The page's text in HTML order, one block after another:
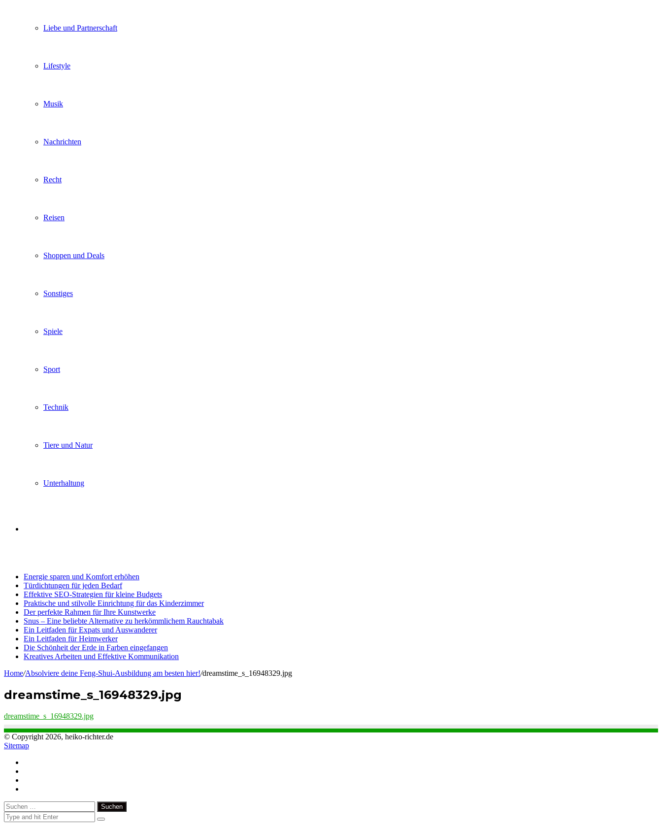
Liebe und Partnerschaft
Lifestyle
Musik
Nachrichten
Recht
Reisen
Shoppen und Deals
Sonstiges
Spiele
Sport
Technik
Tiere und Natur
Unterhaltung
Energie sparen und Komfort erhöhen
Türdichtungen für jeden Bedarf
Effektive SEO-Strategien für kleine Budgets
Praktische und stilvolle Einrichtung für das Kinderzimmer
Der perfekte Rahmen für Ihre Kunstwerke
Snus – Eine beliebte Alternative zu herkömmlichem Rauchtabak
Ein Leitfaden für Expats und Auswanderer
Ein Leitfaden für Heimwerker
Die Schönheit der Erde in Farben eingefangen
Kreatives Arbeiten und Effektive Kommunikation
Home/Absolviere deine Feng-Shui-Ausbildung am besten hier!/dreamstime_s_16948329.jpg
dreamstime_s_16948329.jpg
dreamstime_s_16948329.jpg
© Copyright 2026, heiko-richter.de
Sitemap
Close
Suchen
nach: